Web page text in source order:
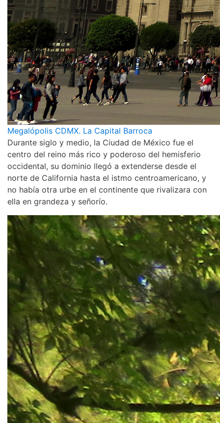
Megalópolis CDMX. La Capital Barroca
Durante siglo y medio, la Ciudad de México fue el
centro del reino más rico y poderoso del hemisferio
occidental, su dominio llegó a extenderse desde el
norte de California hasta el istmo centroamericano, y
no había otra urbe en el continente que rivalizara con
ella en grandeza y señorío.